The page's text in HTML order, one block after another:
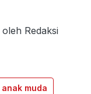
oleh Redaksi
anak muda